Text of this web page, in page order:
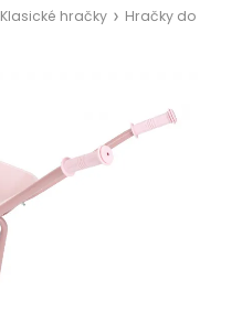
Klasické hračky
Hračky do